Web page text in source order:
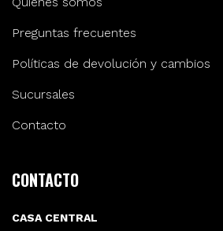
Preguntas frecuentes
Políticas de devolución y cambios
Sucursales
Contacto
CONTACTO
CASA CENTRAL